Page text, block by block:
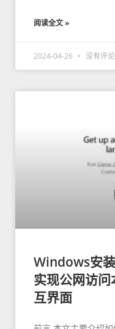
阅读全文 »
2024-04-26 没有评论
Windows安
实现公网访
互界面